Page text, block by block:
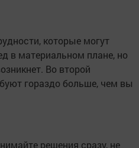
которые могут
в материальном плане, но
Во второй
гораздо больше, чем вы
решения сразу, не